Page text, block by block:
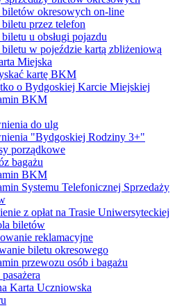
biletów okresowych on-line
przez telefon
u obsługi pojazdu
w pojeździe kartą zbliżeniową
Miejska
kartę BKM
o Bydgoskiej Karcie Miejskiej
BKM
do ulg
"Bydgoskiej Rodziny 3+"
porządkowe
bagażu
BKM
Systemu Telefonicznej Sprzedaży
z opłat na Trasie Uniwersyteckiej
biletów
reklamacyjne
biletu okresowego
przewozu osób i bagażu
Karta Uczniowska